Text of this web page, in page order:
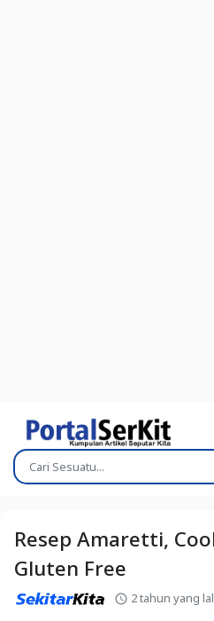
Resep Amaretti,
Gluten Free
2 tahun yang